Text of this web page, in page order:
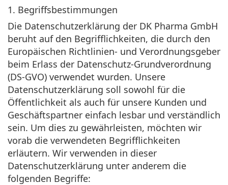
1. Begriffsbestimmungen
Die Datenschutzerklärung der DK Pharma GmbH
beruht auf den Begrifflichkeiten, die durch den
Europäischen Richtlinien- und Verordnungsgeber
beim Erlass der Datenschutz-Grundverordnung
(DS-GVO) verwendet wurden. Unsere
Datenschutzerklärung soll sowohl für die
Öffentlichkeit als auch für unsere Kunden und
Geschäftspartner einfach lesbar und verständlich
sein. Um dies zu gewährleisten, möchten wir
vorab die verwendeten Begrifflichkeiten
erläutern. Wir verwenden in dieser
Datenschutzerklärung unter anderem die
folgenden Begriffe: